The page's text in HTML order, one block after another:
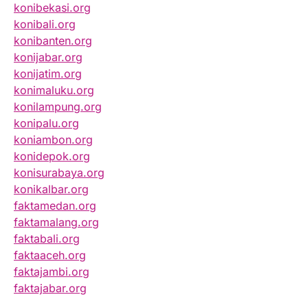
konibekasi.org
konibali.org
konibanten.org
konijabar.org
konijatim.org
konimaluku.org
konilampung.org
konipalu.org
koniambon.org
konidepok.org
konisurabaya.org
konikalbar.org
faktamedan.org
faktamalang.org
faktabali.org
faktaaceh.org
faktajambi.org
faktajabar.org